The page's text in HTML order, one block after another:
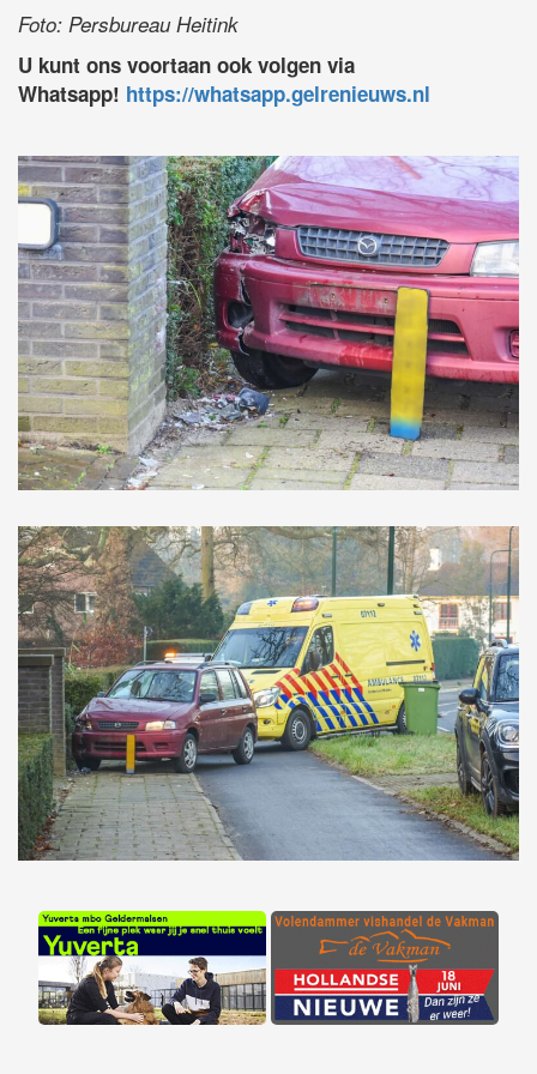
Foto: Persbureau Heitink
U kunt ons voortaan ook volgen via
Whatsapp! https://whatsapp.gelrenieuws.nl